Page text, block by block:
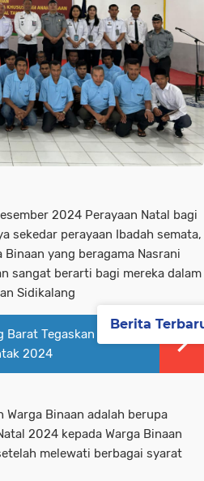
2024 Perayaan Natal bagi
sekedar perayaan Ibadah semata,
yang beragama Nasrani
sangat berarti bagi mereka dalam
Sidikalang
Barat Tegaskan
2024
Binaan adalah berupa
2024 kepada Warga Binaan
melewati berbagai syarat
Berita